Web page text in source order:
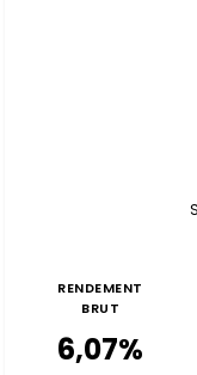
RENDEMENT
BRUT
6,07%